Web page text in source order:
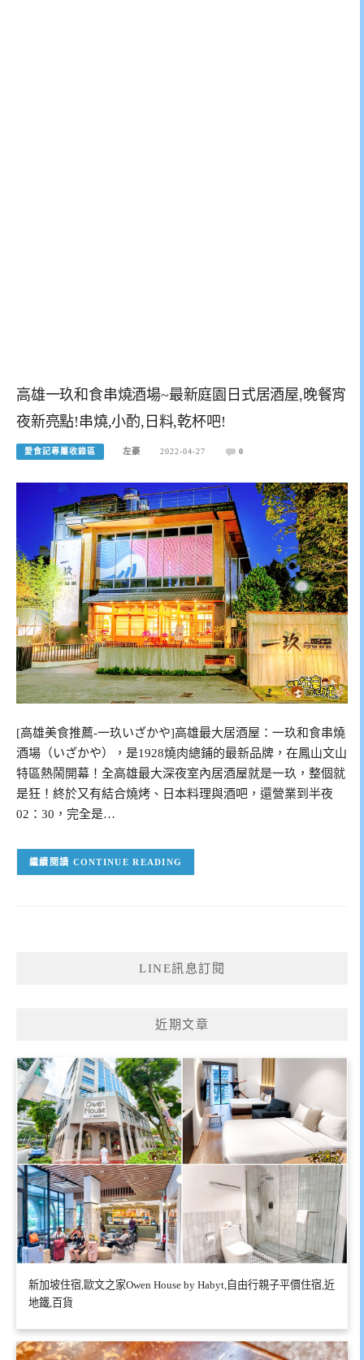
高雄一玖和食串燒酒場~最新庭園日式居酒屋,晚餐宵
夜新亮點!串燒,小酌,日料,乾杯吧!
愛食記專屬收錄區 左豪 2022-04-27 0
[高雄美食推薦-一玖いざかや]高雄最大居酒屋：一玖和食串燒
酒場（いざかや），是1928燒肉總鋪的最新品牌，在鳳山文山
特區熱鬧開幕！全高雄最大深夜室內居酒屋就是一玖，整個就
是狂！終於又有結合燒烤、日本料理與酒吧，還營業到半夜
02：30，完全是…
CONTINUE READING
LINE訊息訂閱
近期文章
新加坡住宿,歐文之家Owen House by Habyt,自由行親子平價住宿,近
地鐵,百貨